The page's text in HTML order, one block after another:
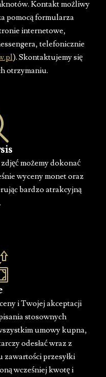
Kontakt możliwy
pomocą formularza
internetowe,
telefonicznie
). Skontaktujemy się
otrzymaniu.
możemy dokonać
wyceny monet oraz
bardzo atrakcyjną
i Twojej akceptacji
stosownych
umowy kupna,
odesłać wraz z
zawartości przesyłki
wcześniej kwotę i